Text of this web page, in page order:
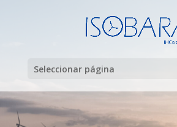
Seleccionar página